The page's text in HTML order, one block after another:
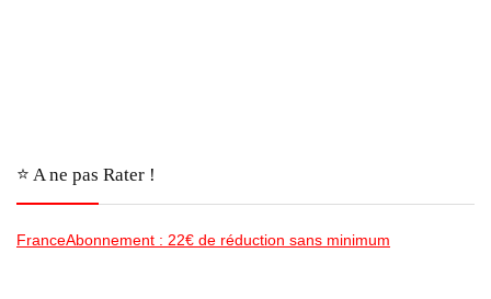
⭐️ A ne pas Rater !
FranceAbonnement : 22€ de réduction sans minimum